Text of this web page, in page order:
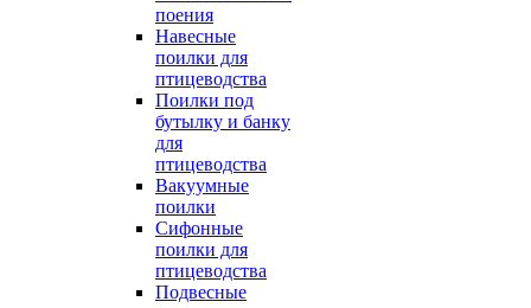
поения
Навесные
поилки для
птицеводства
Поилки под
бутылку и банку
для
птицеводства
Вакуумные
поилки
Сифонные
поилки для
птицеводства
Подвесные